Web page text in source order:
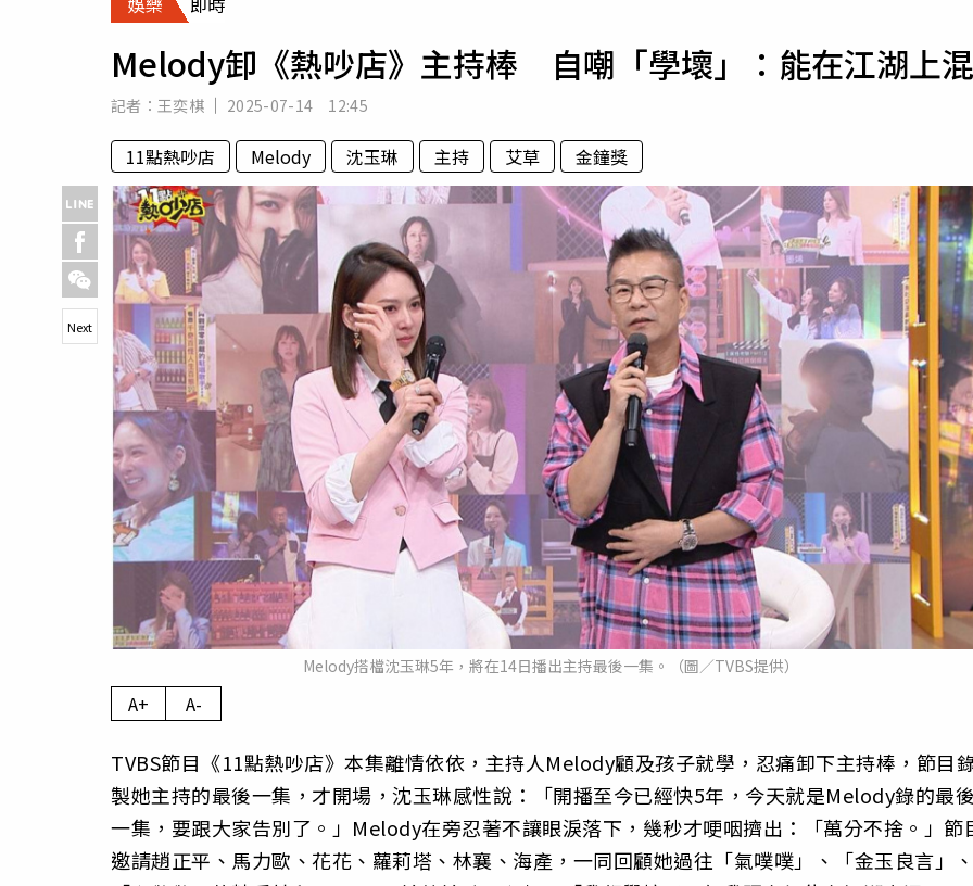
專欄
房產新勢力
運勢
Melody卸《熱吵店》主持棒 自嘲「學壞」：能在江湖上混
記者： 王奕棋 2025-07-14 12:45
11點熱吵店 Melody 沈玉琳 主持 艾草 金鐘獎
Melody搭檔沈玉琳5年，將在14日播出主持最後一集。（圖／TVBS提供）
Next
A+ A-
TVBS節目《11點熱吵店》本集離情依依，主持人Melody顧及孩子就學，忍痛卸下主持棒，節目
製她主持的最後一集，才開場，沈玉琳感性說：「開播至今已經快5年，今天就是Melody錄的最後
一集，要跟大家告別了。」Melody在旁忍著不讓眼淚落下，幾秒才哽咽擠出：「萬分不捨。」節
邀請趙正平、馬力歐、花花、蘿莉塔、林襄、海產，一同回顧她過往「氣噗噗」、「金玉良言」、